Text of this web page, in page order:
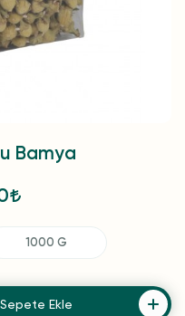
Bamya
1000 G
Sepete Ekle